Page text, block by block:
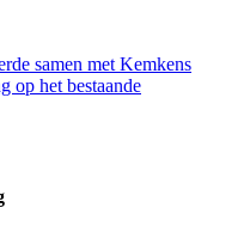
samen met Kemkens
op het bestaande